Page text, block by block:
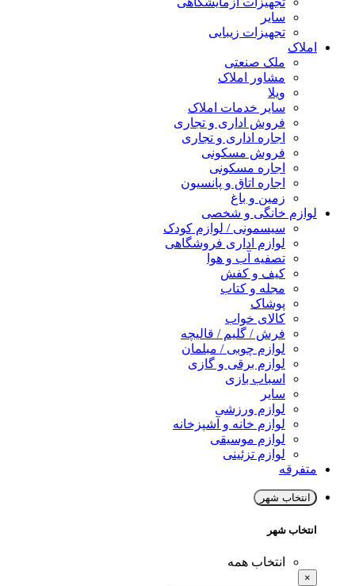
سایر
تجهیزات زیبایی
املاک
ملک صنعتی
مشاور املاک
ویلا
سایر خدمات املاک
فروش اداری و تجاری
اجاره اداری و تجاری
فروش مسکونی
اجاره مسکونی
اجاره اتاق و پانسیون
زمین و باغ
لوازم خانگی و شخصی
سیسمونی / لوازم کودک
لوازم اداری فروشگاهی
تصفیه آب و هوا
کیف و کفش
مجله و کتاب
پوشاک
کالای خواب
فرش / گلیم / قالیچه
لوازم چوبی / مبلمان
لوازم برقی و گازی
اسباب بازی
سایر
لوازم ورزشی
لوازم خانه و آشپزخانه
لوازم موسیقی
لوازم تزئینی
متفرقه
انتخاب شهر
انتخاب شهر
انتخاب همه